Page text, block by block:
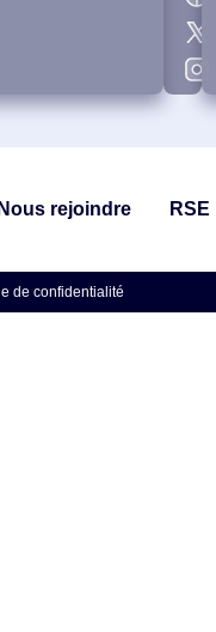
Nous rejoindre RSE
de confidentialité